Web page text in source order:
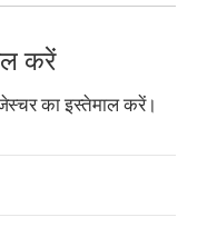
करें
का इस्तेमाल करें।